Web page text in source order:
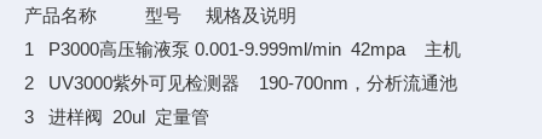
产品名称 型号 规格及说明
1 P3000高压输液泵 0.001-9.999ml/min 42mpa 主机
2 UV3000紫外可见检测器 190-700nm，分析流通池
3 进样阀 20ul 定量管